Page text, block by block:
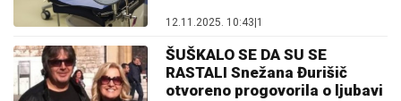
12.11.2025. 10:43|1
ŠUŠKALO SE DA SU SE
RASTALI Snežana Đurišič
otvoreno progovorila o ljubavi